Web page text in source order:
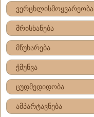
ვერცხლისმოყვარეობა
მრისხანება
მწუხარება
ჭმუნვა
ცუდმედიდობა
ამპარტავნება